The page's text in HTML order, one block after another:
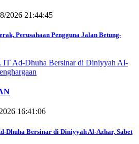
2026 21:44:45
Perusahaan Pengguna Jalan Betung-
16:41:06
Dhuha Bersinar di Diniyyah Al-Azhar, Sabet